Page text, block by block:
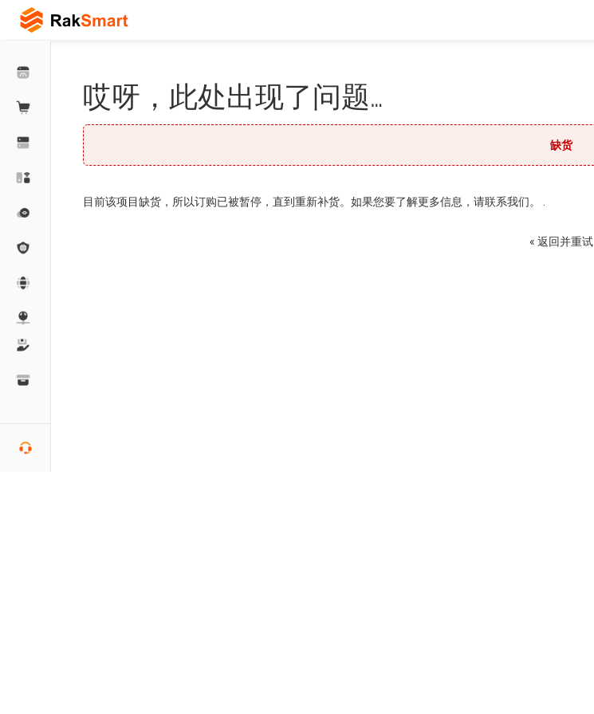
哎呀，此处出现了问题…
缺货
目前该项目缺货，所以订购已被暂停，直到重新补货。如果您要了解更多信息，请联系我们。 .
« 返回并重试